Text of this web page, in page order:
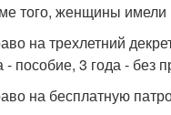
того, женщины имели
на трехлетний
- пособие, 3 года - без
на бесплатную